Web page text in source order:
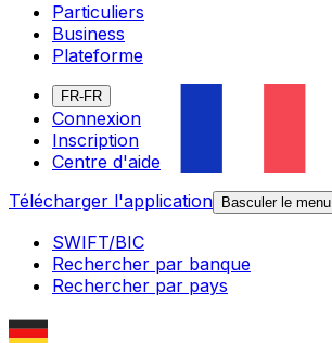
Particuliers
Business
Plateforme
FR-FR
Connexion
Inscription
Centre d'aide
Télécharger l'application
Basculer le menu
SWIFT/BIC
Rechercher par banque
Rechercher par pays